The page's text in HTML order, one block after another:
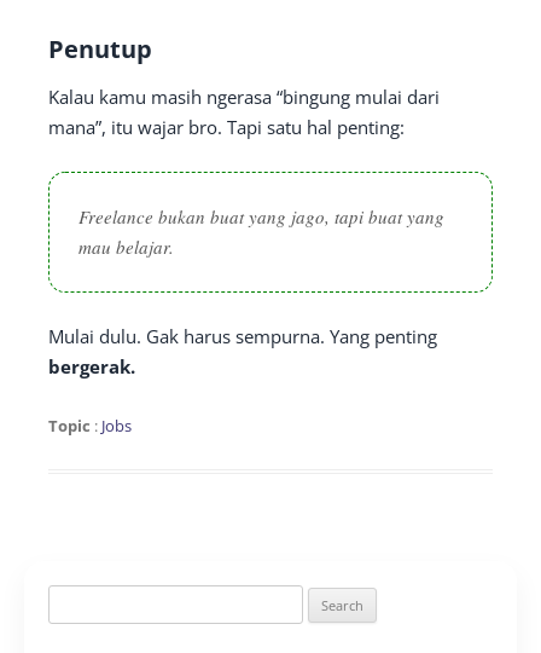
Penutup
Kalau kamu masih ngerasa “bingung mulai dari
mana”, itu wajar bro. Tapi satu hal penting:
Freelance bukan buat yang jago, tapi buat yang
mau belajar.
Mulai dulu. Gak harus sempurna. Yang penting
bergerak.
Topic : Jobs
for: